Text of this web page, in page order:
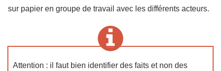
sur papier en groupe de travail avec les différents acteurs.
Attention : il faut bien identifier des faits et non des